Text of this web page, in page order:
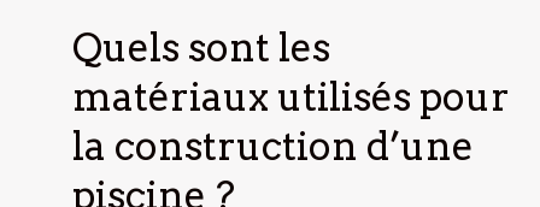
Quels sont les
matériaux utilisés pour
la construction d’une
piscine ?